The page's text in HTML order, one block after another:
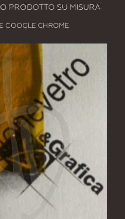
PRODOTTO SU MISURA
GOOGLE CHROME